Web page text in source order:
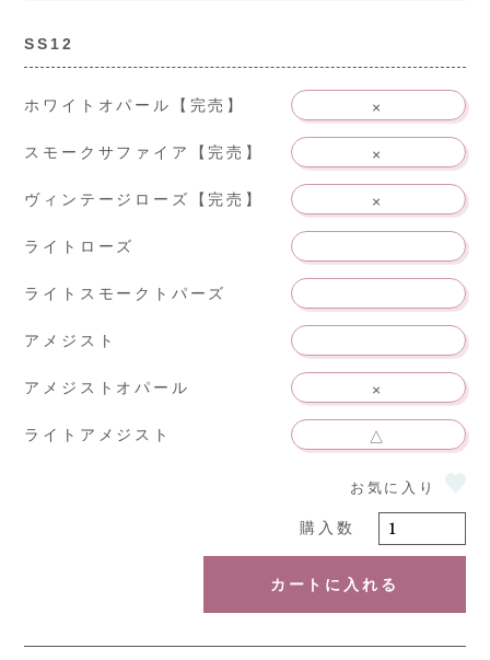
SS12
ホワイトオパール【完売】 ×
スモークサファイア【完売】 ×
ヴィンテージローズ【完売】 ×
ライトローズ
ライトスモークトパーズ
アメジスト
アメジストオパール ×
ライトアメジスト △
カートに入れる